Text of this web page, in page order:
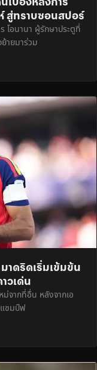
สู่ทราบซอนสปอร์
อนานา ผู้รักษาประตูที่
ายมาร่วม
าดริดเริ่มเข้มข้น
วเด่น
จากที่อื่น หลังจากเอ
แชมป์ฟ